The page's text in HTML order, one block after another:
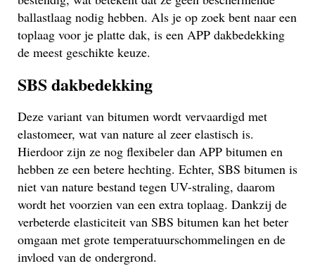
ballastlaag nodig hebben. Als je op zoek bent naar een
toplaag voor je platte dak, is een APP dakbedekking
de meest geschikte keuze.
SBS dakbedekking
Deze variant van bitumen wordt vervaardigd met
elastomeer, wat van nature al zeer elastisch is.
Hierdoor zijn ze nog flexibeler dan APP bitumen en
hebben ze een betere hechting. Echter, SBS bitumen is
niet van nature bestand tegen UV-straling, daarom
wordt het voorzien van een extra toplaag. Dankzij de
verbeterde elasticiteit van SBS bitumen kan het beter
omgaan met grote temperatuurschommelingen en de
invloed van de ondergrond.